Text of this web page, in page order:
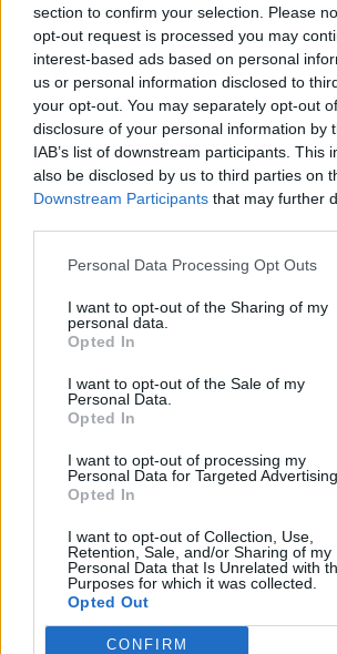
section to confirm your selection. Please
opt-out request is processed you may
interest-based ads based on personal
us or personal information disclosed to
your opt-out. You may separately opt-out
disclosure of your personal information by
IAB’s list of downstream participants. This
also be disclosed by us to third parties on
Downstream Participants that may further
Personal Data Processing Opt Outs
I want to opt-out of the Sharing of my
personal data.
Opted In
I want to opt-out of the Sale of my
Personal Data.
Opted In
I want to opt-out of processing my
Personal Data for Targeted Advertising.
Opted In
I want to opt-out of Collection, Use,
Retention, Sale, and/or Sharing of my
Personal Data that Is Unrelated with
Purposes for which it was collected.
Opted Out
CONFIRM
Scarica riepilogo
stagionale
Giornata Entrato
GEN 2-1 FIO
FIO 0-0 JUV
ATA 2-2 FIO
2-1 SAM